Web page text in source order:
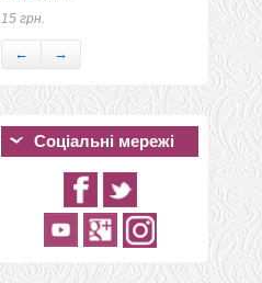
15 грн. 19.9 грн.
← →
Соціальні мережі